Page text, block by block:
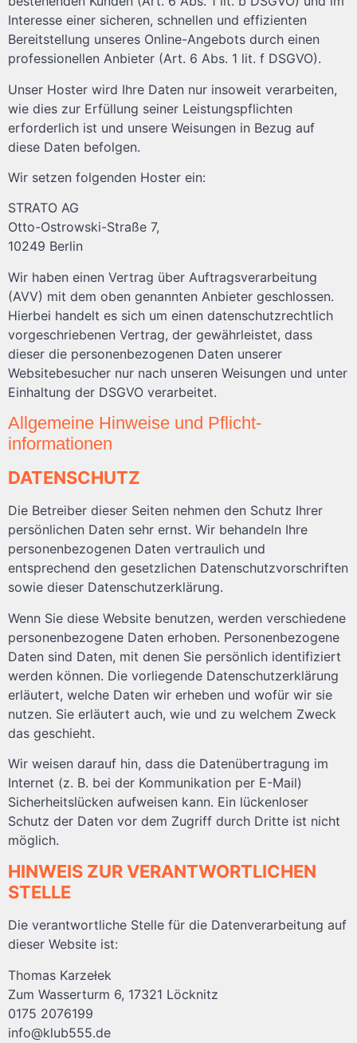
Interesse einer sicheren, schnellen und effizienten
Bereitstellung unseres Online-Angebots durch einen
professionellen Anbieter (Art. 6 Abs. 1 lit. f DSGVO).
Unser Hoster wird Ihre Daten nur insoweit verarbeiten,
wie dies zur Erfüllung seiner Leistungspflichten
erforderlich ist und unsere Weisungen in Bezug auf
diese Daten befolgen.
Wir setzen folgenden Hoster ein:
STRATO AG
Otto-Ostrowski-Straße 7,
10249 Berlin
Wir haben einen Vertrag über Auftragsverarbeitung
(AVV) mit dem oben genannten Anbieter geschlossen.
Hierbei handelt es sich um einen datenschutzrechtlich
vorgeschriebenen Vertrag, der gewährleistet, dass
dieser die personenbezogenen Daten unserer
Websitebesucher nur nach unseren Weisungen und unter
Einhaltung der DSGVO verarbeitet.
Allgemeine Hinweise und Pflicht­
informationen
DATENSCHUTZ
Die Betreiber dieser Seiten nehmen den Schutz Ihrer
persönlichen Daten sehr ernst. Wir behandeln Ihre
personenbezogenen Daten vertraulich und
entsprechend den gesetzlichen Datenschutzvorschriften
sowie dieser Datenschutzerklärung.
Wenn Sie diese Website benutzen, werden verschiedene
personenbezogene Daten erhoben. Personenbezogene
Daten sind Daten, mit denen Sie persönlich identifiziert
werden können. Die vorliegende Datenschutzerklärung
erläutert, welche Daten wir erheben und wofür wir sie
nutzen. Sie erläutert auch, wie und zu welchem Zweck
das geschieht.
Wir weisen darauf hin, dass die Datenübertragung im
Internet (z. B. bei der Kommunikation per E-Mail)
Sicherheitslücken aufweisen kann. Ein lückenloser
Schutz der Daten vor dem Zugriff durch Dritte ist nicht
möglich.
HINWEIS ZUR VERANTWORTLICHEN
STELLE
Die verantwortliche Stelle für die Datenverarbeitung auf
dieser Website ist:
Thomas Karzełek
Zum Wasserturm 6, 17321 Löcknitz
0175 2076199
info@klub555.de